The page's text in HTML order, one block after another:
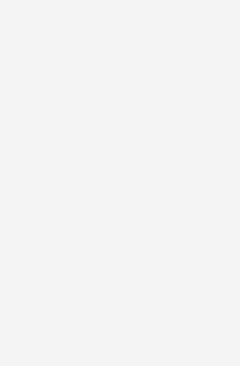
Jahresertrag von Würzburg bei 50°
Kollektor vermerkt sein, analog dem
am Standort Würzburg bei 50° liegen
und Flachkollektoren nicht mehr
die besser sind als
Deshalb sind die Werte so wichtig.
installieren möchte, sollte auf die
achten. Die sind ebenso wichtig wie
es Systeme, die witterungsgeführt sind
selbst erkennen. Bei der Installation
solaren Deckungsgrad geachtet
aber Angst vor großen